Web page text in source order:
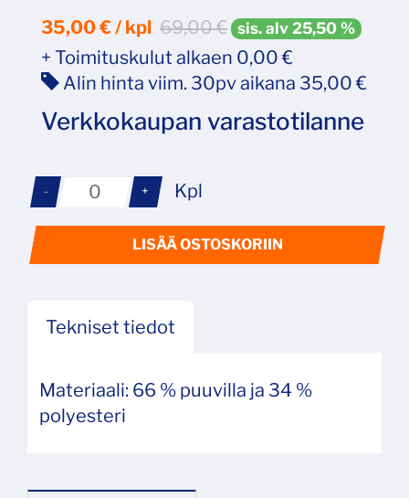
35,00€ / kpl 69,00 € sis. alv 25,50 %
+ Toimituskulut alkaen 0,00 €
Alin hinta viim. 30pv aikana 35,00 €
Verkkokaupan varastotilanne
- + Kpl
LISÄÄ OSTOSKORIIN
Tekniset tiedot
Materiaali: 66 % puuvilla ja 34 %
polyesteri